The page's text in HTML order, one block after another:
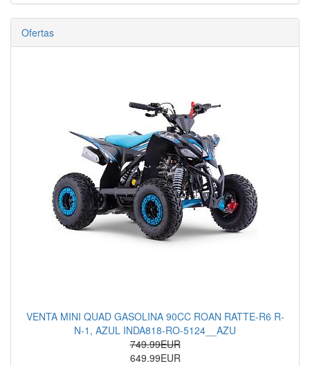
Ofertas
VENTA MINI QUAD GASOLINA 90CC ROAN RATTE-R6 R-
N-1, AZUL INDA818-RO-5124__AZU
749.99EUR
649.99EUR